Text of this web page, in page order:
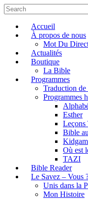
Accueil
À propos de nous
Mot Du
Actualités
Boutique
La Bible
Programmes
Traduction
Programmes
Esther
Leçons
Bible
Où est
TAZI
Bible Reader
Le Savez – Vous
Unis dans la
Mon Histoire